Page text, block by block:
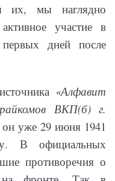
их, мы наглядно
участие в
дней после
«Алфавит
ВКП(б) г.
уже 29 июня 1941
В официальных
противоречия о